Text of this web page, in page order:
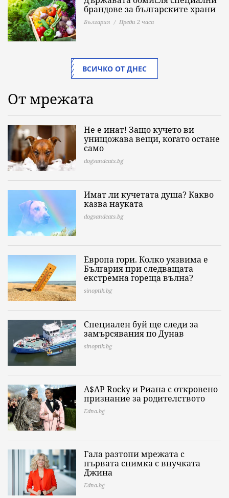
брандове за българските храни
България Преди 2 часа
ВСИЧКО ОТ ДНЕС
От мрежата
Не е инат! Защо кучето ви
унищожава вещи, когато остане
само
dogsandcats.bg
Имат ли кучетата душа? Какво
казва науката
dogsandcats.bg
Европа гори. Колко уязвима е
България при следващата
екстремна гореща вълна?
sinoptik.bg
Специален буй ще следи за
замърсявания по Дунав
sinoptik.bg
A$AP Rocky и Риана с откровено
признание за родителството
Edna.bg
Гала разтопи мрежата с
първата снимка с внучката
Джина
Edna.bg